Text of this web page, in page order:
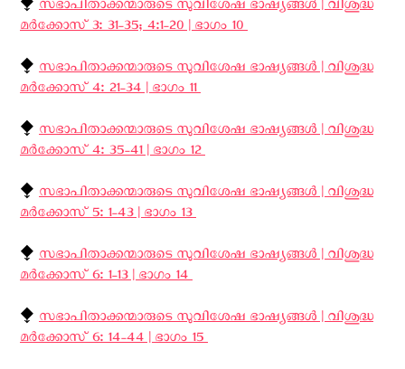
⧪ സഭാപിതാക്കന്മാരുടെ സുവിശേഷ ഭാഷ്യങ്ങള്‍ | വിശുദ്ധ
മര്‍ക്കോസ് 3: 31-35; 4:1-20 | ഭാഗം 10 ‍
⧪ സഭാപിതാക്കന്മാരുടെ സുവിശേഷ ഭാഷ്യങ്ങള്‍ | വിശുദ്ധ
മര്‍ക്കോസ് 4: 21-34 | ഭാഗം 11 ‍
⧪ സഭാപിതാക്കന്മാരുടെ സുവിശേഷ ഭാഷ്യങ്ങള്‍ | വിശുദ്ധ
മര്‍ക്കോസ് 4: 35-41 | ഭാഗം 12 ‍
⧪ സഭാപിതാക്കന്മാരുടെ സുവിശേഷ ഭാഷ്യങ്ങള്‍ | വിശുദ്ധ
മര്‍ക്കോസ് 5: 1-43 | ഭാഗം 13 ‍
⧪ സഭാപിതാക്കന്മാരുടെ സുവിശേഷ ഭാഷ്യങ്ങള്‍ | വിശുദ്ധ
മര്‍ക്കോസ് 6: 1-13 | ഭാഗം 14 ‍
⧪ സഭാപിതാക്കന്മാരുടെ സുവിശേഷ ഭാഷ്യങ്ങള്‍ | വിശുദ്ധ
മര്‍ക്കോസ് 6: 14-44 | ഭാഗം 15 ‍